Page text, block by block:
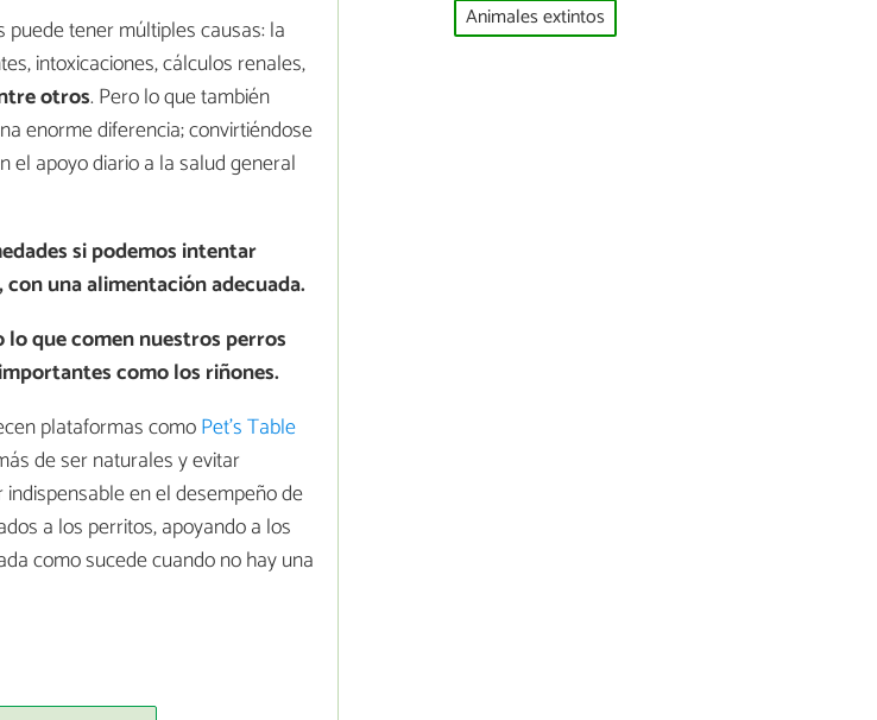
puede tener múltiples causas: la
intoxicaciones, cálculos renales,
otros. Pero lo que también
enorme diferencia; convirtiéndose
el apoyo diario a la salud general
si podemos intentar
una alimentación adecuada.
que comen nuestros perros
como los riñones.
plataformas comoPet’s Table
de ser naturales y evitar
en el desempeño de
a los perritos, apoyando a los
como sucede cuando no hay una
Animales extintos